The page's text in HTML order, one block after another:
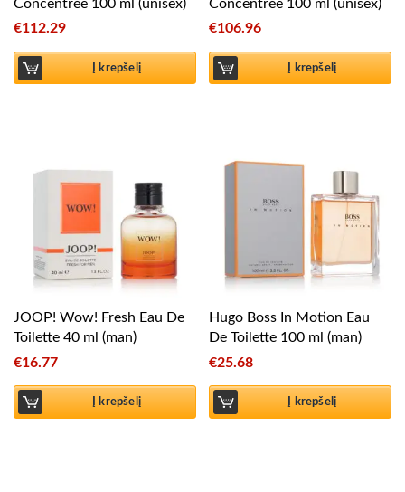
Concentrée 100 ml (unisex)
€112.29
Į krepšelį
Concentrée 100 ml (unisex)
€106.96
Į krepšelį
JOOP! Wow! Fresh Eau De
Toilette 40 ml (man)
€16.77
Į krepšelį
Hugo Boss In Motion Eau
De Toilette 100 ml (man)
€25.68
Į krepšelį